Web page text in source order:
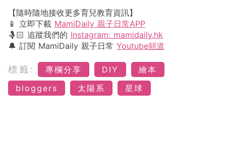
【隨時隨地接收更多育兒教育資訊】
📱 立即下載 MamiDaily 親子日常APP
🤱🏻 追蹤我們的 Instagram: mamidaily.hk
🔔 訂閱 MamiDaily 親子日常 Youtube頻道
標籤: 專欄分享 DIY
繪本
bloggers
太陽系 星球